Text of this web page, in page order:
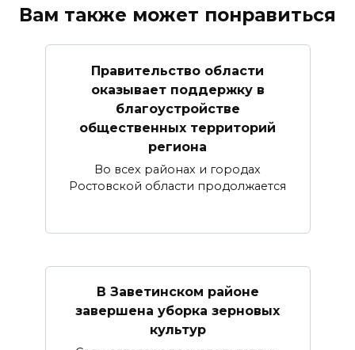
Вам также может понравиться
Правительство области
оказывает поддержку в
благоустройстве
общественных территорий
региона
Во всех районах и городах
Ростовской области продолжается
В Заветинском районе
завершена уборка зерновых
культур